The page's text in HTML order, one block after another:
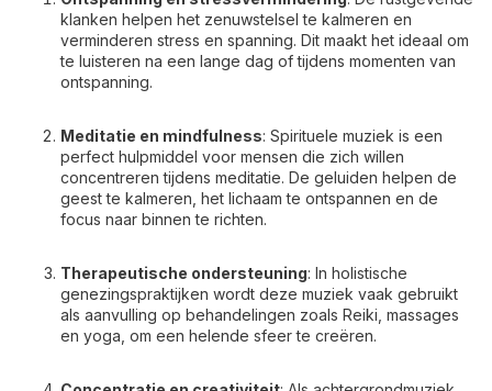
klanken helpen het zenuwstelsel te kalmeren en
verminderen stress en spanning. Dit maakt het ideaal om
te luisteren na een lange dag of tijdens momenten van
ontspanning.
Meditatie en mindfulness: Spirituele muziek is een
perfect hulpmiddel voor mensen die zich willen
concentreren tijdens meditatie. De geluiden helpen de
geest te kalmeren, het lichaam te ontspannen en de
focus naar binnen te richten.
Therapeutische ondersteuning: In holistische
genezingspraktijken wordt deze muziek vaak gebruikt
als aanvulling op behandelingen zoals Reiki, massages
en yoga, om een helende sfeer te creëren.